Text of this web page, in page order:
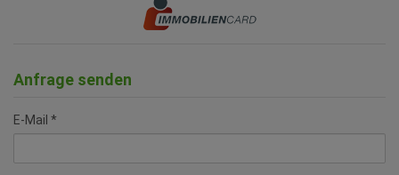
Anfrage senden
E-Mail